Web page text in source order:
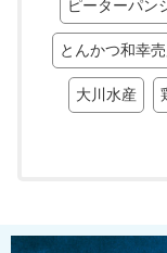
ピーターパン
とんかつ和幸
大川水産